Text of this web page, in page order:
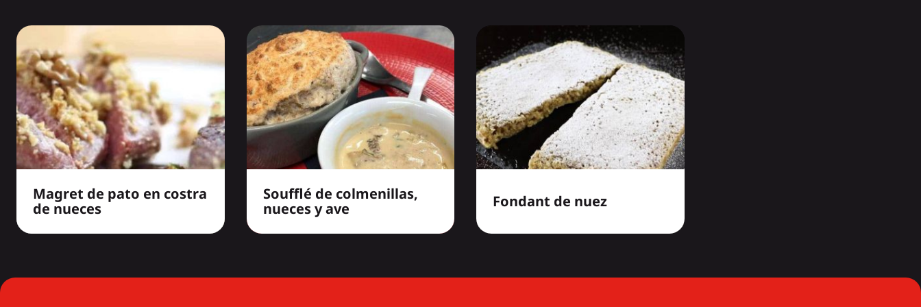
Magret de pato en costra
de nueces
Soufflé de colmenillas,
nueces y ave
Fondant de nuez